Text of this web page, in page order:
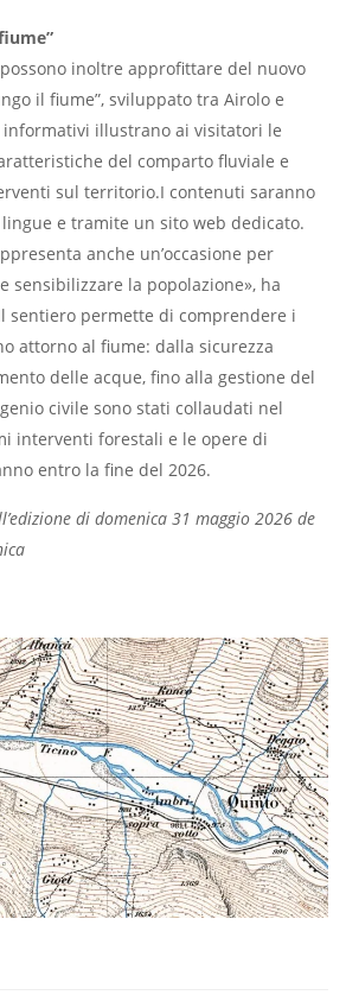
inoltre approfittare del nuovo
il fiume”, sviluppato tra Airolo e
illustrano ai visitatori le
del comparto fluviale e
sul territorio.I contenuti saranno
e tramite un sito web dedicato.
anche un’occasione per
sensibilizzare la popolazione», ha
sentiero permette di comprendere i
attorno al fiume: dalla sicurezza
delle acque, fino alla gestione del
civile sono stati collaudati nel
interventi forestali e le opere di
entro la fine del 2026.
di domenica 31 maggio 2026 de